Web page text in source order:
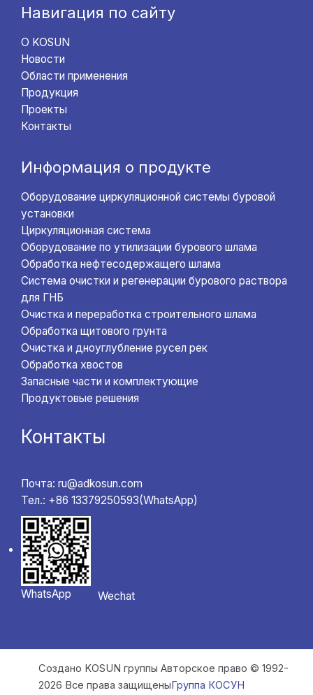
Навигация по сайту
О KOSUN
Новости
Области применения
Продукция
Проекты
Контакты
Информация о продукте
Оборудование циркуляционной системы буровой
установки
Циркуляционная система
Оборудование по утилизации бурового шлама
Обработка нефтесодержащего шлама
Система очистки и регенерации бурового раствора
для ГНБ
Очистка и переработка строительного шлама
Обработка щитового грунта
Очистка и дноуглубление русел рек
Обработка хвостов
Запасные части и комплектующие
Продуктовые решения
Контакты
Почта: ru@adkosun.com
Тел.: +86 13379250593(WhatsApp)
WhatsApp Wechat
Создано KOSUN группы Авторское право © 1992-
2026 Все права защищеныГруппа КОСУН